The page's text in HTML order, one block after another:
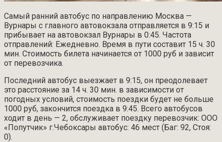
Самый ранний автобус по направлению Москва —
Вурнары с главного автовокзала отправляется в 9:15 и
прибывает на автовокзал Вурнары в 0:45. Частота
отправлений: Ежедневно. Время в пути составит 15 ч. 30
мин. Стоимость билета начинается от 1000 руб и зависит
от перевозчика.
Последний автобус выезжает в 9:15, он преодолевает
это расстояние за 14 ч. 30 мин. в зависимости от
погодных условий, стоимость поездки будет не больше
1000 руб, закончится поездка в 9:45. Всего автобусов
ходит в день — 2, обслуживает поездку перевозчик: ООО
«Попутчик» г.Чебоксары автобус: 46 мест (Баг: 92, Стоя:
0).